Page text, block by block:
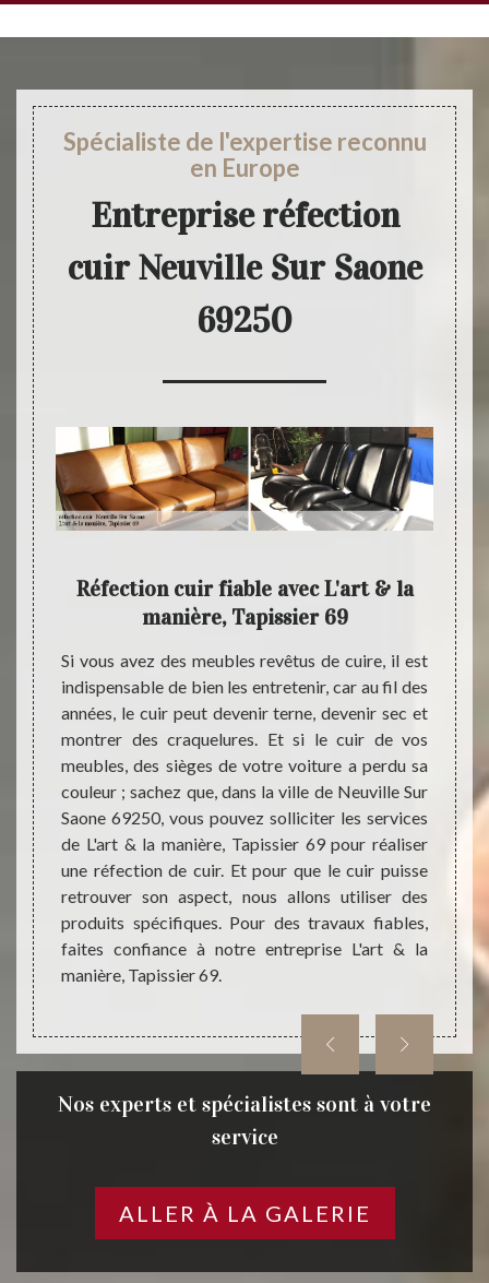
Spécialiste de l'expertise reconnu
en Europe
Entreprise réfection
cuir Neuville Sur Saone
69250
du
une
Sur
qui
quel
avec
fait,
& la
Réfection cuir fiable avec L'art & la
manière, Tapissier 69
Si vous avez des meubles revêtus de cuire, il est
indispensable de bien les entretenir, car au fil des
années, le cuir peut devenir terne, devenir sec et
montrer des craquelures. Et si le cuir de vos
meubles, des sièges de votre voiture a perdu sa
couleur ; sachez que, dans la ville de Neuville Sur
Saone 69250, vous pouvez solliciter les services
de L'art & la manière, Tapissier 69 pour réaliser
une réfection de cuir. Et pour que le cuir puisse
retrouver son aspect, nous allons utiliser des
produits spécifiques. Pour des travaux fiables,
faites confiance à notre entreprise L'art & la
manière, Tapissier 69.
des
en
Nos experts et spécialistes sont à votre
service
ALLER À LA GALERIE